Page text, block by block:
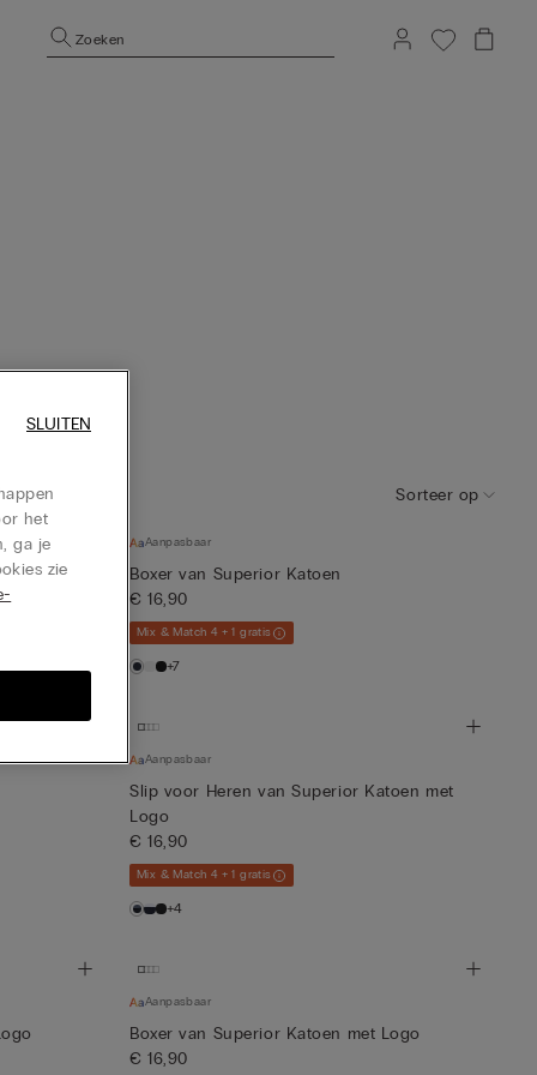
Zoeken
Sorteer op
Aanpasbaar
Boxer van Superior Katoen
€ 16,90
Mix & Match 4 + 1 gratis
+7
Aanpasbaar
Slip voor Heren van Superior Katoen met
Logo
€ 16,90
Mix & Match 4 + 1 gratis
+4
Aanpasbaar
Boxer van Superior Katoen met Logo
€ 16,90
het
ga je
zie
SLUITEN